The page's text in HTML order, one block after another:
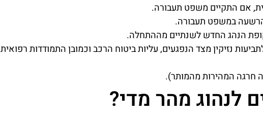
אם התקיים משפט תעבורה.
במשפט תעבורה.
הנהג החדש לשנתיים מההתחלה.
נזיקין מצד הנפגעים, עליות ביטוח הרכב וכמובן התמודדות רפואית
חרגה המהירות מהמותר).
לנהוג מהר מדי?